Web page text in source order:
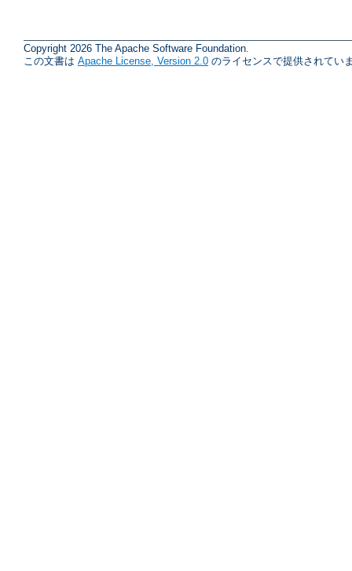
Copyright 2026 The Apache Software Foundation.
この文書は Apache License, Version 2.0 のライセンスで提供されてい